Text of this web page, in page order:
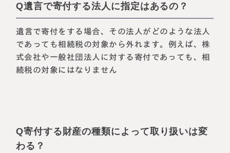
Q遺言で寄付する法人に指定はあるの？
遺言で寄付をする場合、その法人がどのような法人
であっても相続税の対象から外れます。例えば、株
式会社や一般社団法人に対する寄付であっても、相
続税の対象にはなりません
Q寄付する財産の種類によって取り扱いは変
わる？